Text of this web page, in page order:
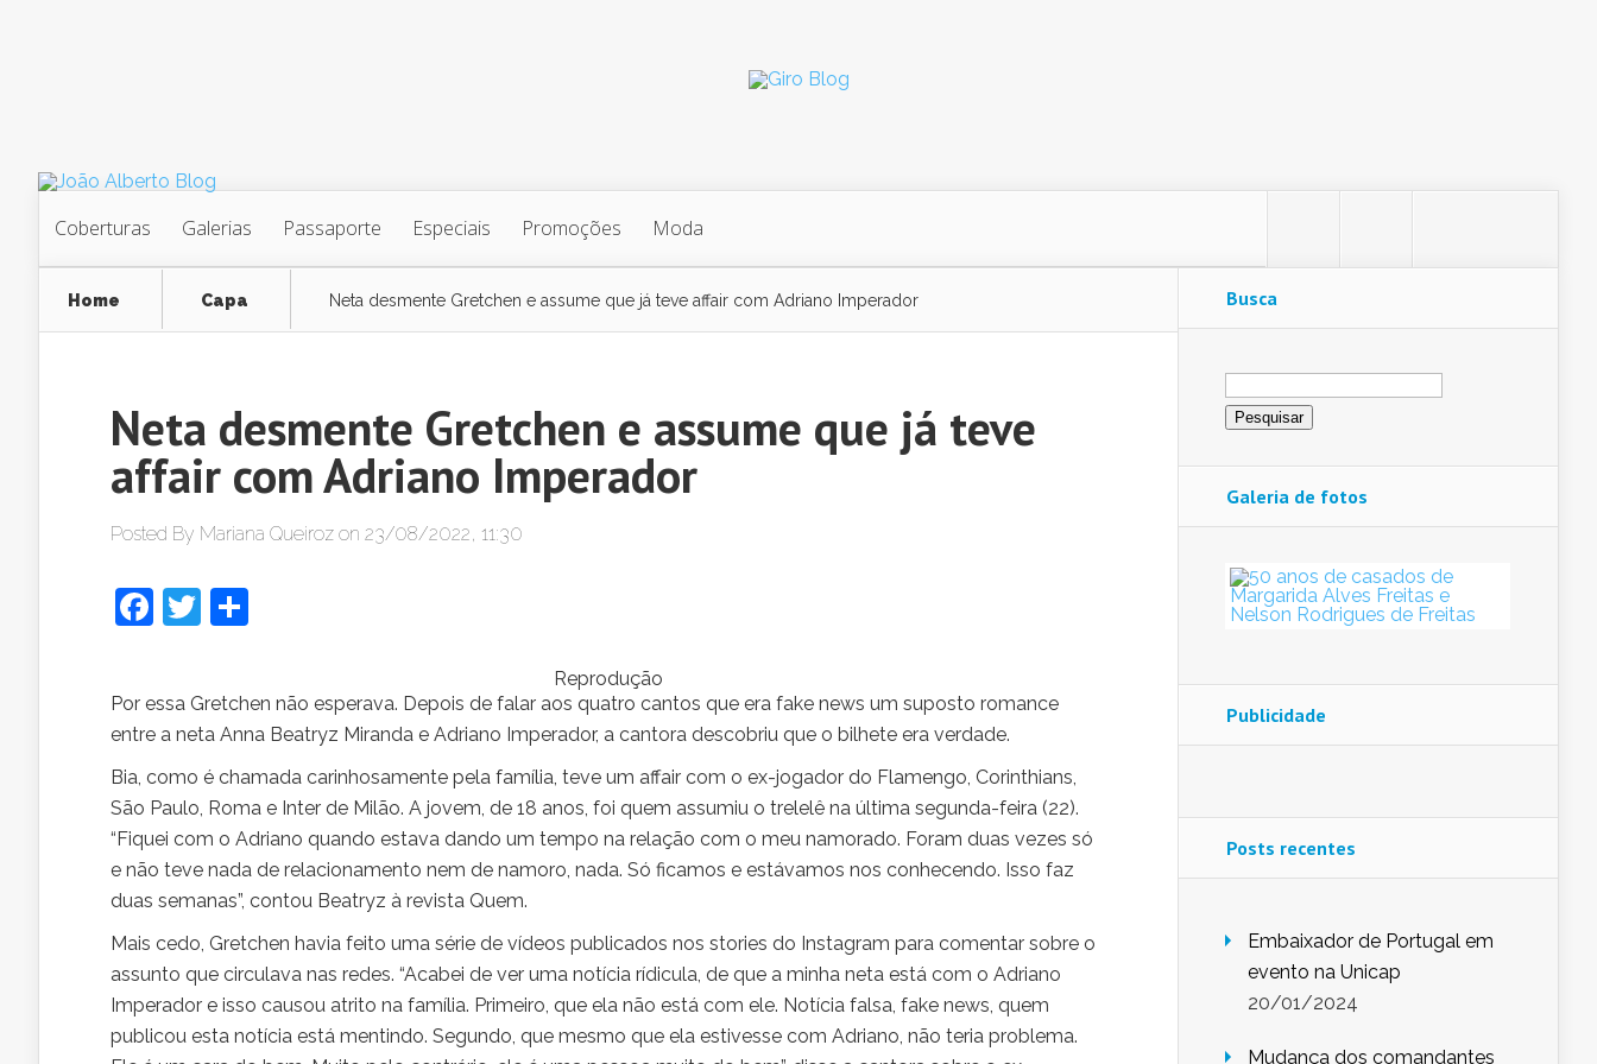
Coberturas Galerias Passaporte Especiais Promoções Moda
Home Capa Neta desmente Gretchen e assume que já teve affair com Adriano Imperador
Neta desmente Gretchen e assume que já teve
affair com Adriano Imperador
Posted By Mariana Queiroz on 23/08/2022, 11:30
Facebook
Twitter
Reprodução
Por essa Gretchen não esperava. Depois de falar aos quatro cantos que era fake news um suposto romance
entre a neta Anna Beatryz Miranda e Adriano Imperador, a cantora descobriu que o bilhete era verdade.
Bia, como é chamada carinhosamente pela família, teve um affair com o ex-jogador do Flamengo, Corinthians,
São Paulo, Roma e Inter de Milão. A jovem, de 18 anos, foi quem assumiu o trelelê na última segunda-feira (22).
“Fiquei com o Adriano quando estava dando um tempo na relação com o meu namorado. Foram duas vezes só
e não teve nada de relacionamento nem de namoro, nada. Só ficamos e estávamos nos conhecendo. Isso faz
duas semanas”, contou Beatryz à revista Quem.
Mais cedo, Gretchen havia feito uma série de vídeos publicados nos stories do Instagram para comentar sobre o
assunto que circulava nas redes. “Acabei de ver uma notícia rídicula, de que a minha neta está com o Adriano
Imperador e isso causou atrito na família. Primeiro, que ela não está com ele. Notícia falsa, fake news, quem
publicou esta notícia está mentindo. Segundo, que mesmo que ela estivesse com Adriano, não teria problema.
Busca
Pesquisar
por:
Galeria de fotos
Publicidade
Posts recentes
Embaixador de Portugal em
evento na Unicap
20/01/2024
Mudança dos comandantes